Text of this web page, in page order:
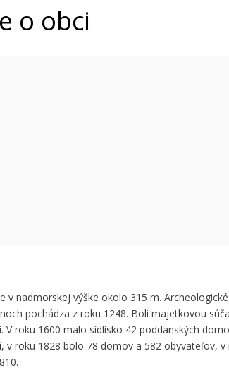
o obci
v nadmorskej výške okolo 315 m.
pochádza z roku 1248. Boli majetkovou
V roku 1600 malo sídlisko 42 poddanských
v roku 1828 bolo 78 domov a 582 obyvateľov,